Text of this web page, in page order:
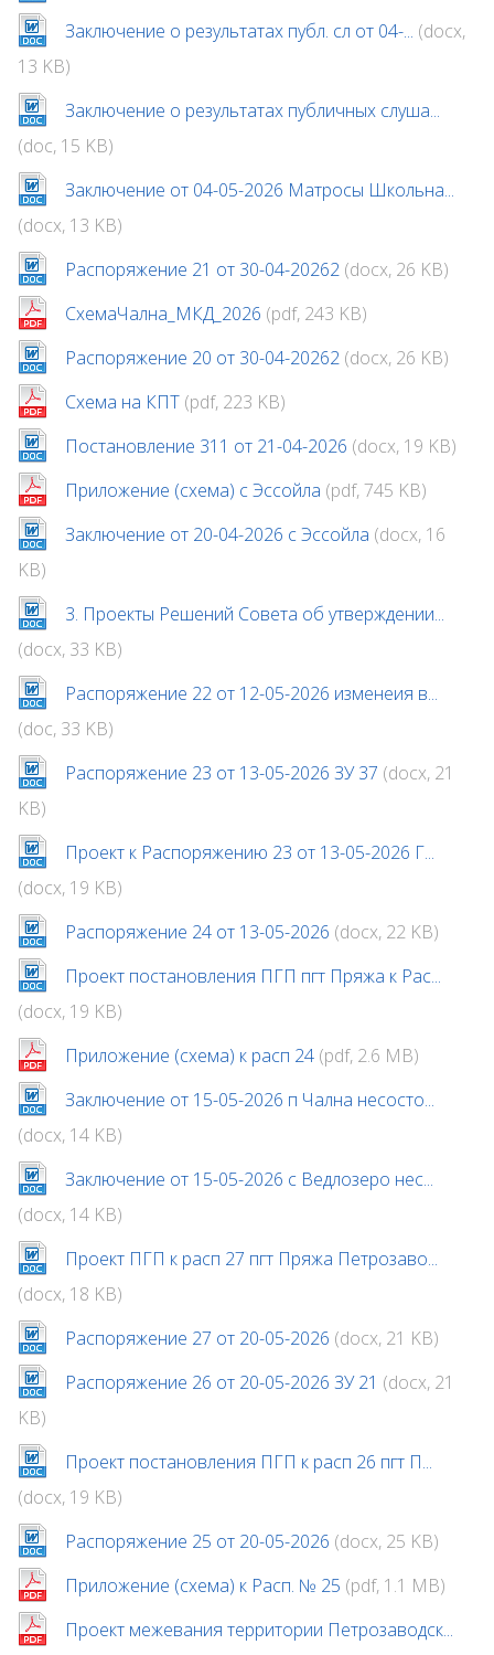
Заключение о результатах публ. сл от 04-... (docx,
13 KB)
Заключение о результатах публичных слуша...
(doc, 15 KB)
Заключение от 04-05-2026 Матросы Школьна...
(docx, 13 KB)
Распоряжение 21 от 30-04-20262 (docx, 26 KB)
СхемаЧална_МКД_2026 (pdf, 243 KB)
Распоряжение 20 от 30-04-20262 (docx, 26 KB)
Схема на КПТ (pdf, 223 KB)
Постановление 311 от 21-04-2026 (docx, 19 KB)
Приложение (схема) с Эссойла (pdf, 745 KB)
Заключение от 20-04-2026 с Эссойла (docx, 16
KB)
3. Проекты Решений Совета об утверждении...
(docx, 33 KB)
Распоряжение 22 от 12-05-2026 изменеия в...
(doc, 33 KB)
Распоряжение 23 от 13-05-2026 ЗУ 37 (docx, 21
KB)
Проект к Распоряжению 23 от 13-05-2026 Г...
(docx, 19 KB)
Распоряжение 24 от 13-05-2026 (docx, 22 KB)
Проект постановления ПГП пгт Пряжа к Рас...
(docx, 19 KB)
Приложение (схема) к расп 24 (pdf, 2.6 MB)
Заключение от 15-05-2026 п Чална несосто...
(docx, 14 KB)
Заключение от 15-05-2026 с Ведлозеро нес...
(docx, 14 KB)
Проект ПГП к расп 27 пгт Пряжа Петрозаво...
(docx, 18 KB)
Распоряжение 27 от 20-05-2026 (docx, 21 KB)
Распоряжение 26 от 20-05-2026 ЗУ 21 (docx, 21
KB)
Проект постановления ПГП к расп 26 пгт П...
(docx, 19 KB)
Распоряжение 25 от 20-05-2026 (docx, 25 KB)
Приложение (схема) к Расп. № 25 (pdf, 1.1 MB)
Проект межевания территории Петрозаводск...